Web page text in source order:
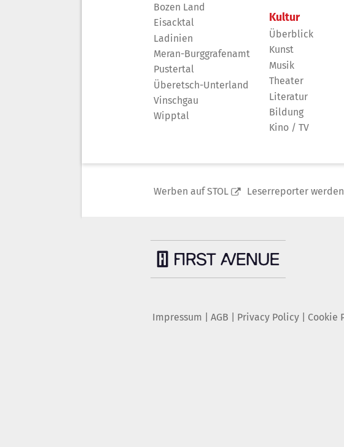
Bozen Land
Eisacktal
Ladinien
Meran-Burggrafenamt
Pustertal
Überetsch-Unterland
Vinschgau
Wipptal
Kultur
Überblick
Kunst
Musik
Theater
Literatur
Bildung
Kino / TV
Werben auf STOL Leserreporter werden
Impressum AGB Privacy Policy| Cookie